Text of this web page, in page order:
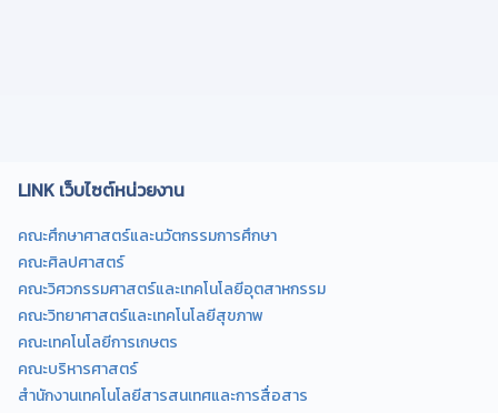
LINK เว็บไซต์หน่วยงาน
คณะศึกษาศาสตร์และนวัตกรรมการศึกษา
คณะศิลปศาสตร์
คณะวิศวกรรมศาสตร์และเทคโนโลยีอุตสาหกรรม
คณะวิทยาศาสตร์และเทคโนโลยีสุขภาพ
คณะเทคโนโลยีการเกษตร
คณะบริหารศาสตร์
สำนักงานเทคโนโลยีสารสนเทศและการสื่อสาร